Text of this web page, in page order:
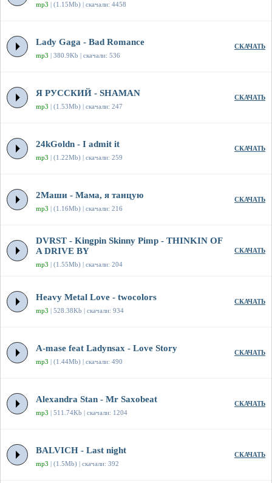
mp3 | (1.15Mb) | скачали: 4458
Lady Gaga - Bad Romance
mp3 | 380.9Kb | скачали: 536
СКАЧАТЬ
Я РУССКИЙ - SHAMAN
mp3 | (1.53Mb) | скачали: 247
СКАЧАТЬ
24kGoldn - I admit it
mp3 | (1.22Mb) | скачали: 259
СКАЧАТЬ
2Маши - Мама, я танцую
mp3 | (1.16Mb) | скачали: 216
СКАЧАТЬ
DVRST - Kingpin Skinny Pimp - THINKIN OF
A DRIVE BY
mp3 | (1.55Mb) | скачали: 204
СКАЧАТЬ
Heavy Metal Love - twocolors
mp3 | 528.38Kb | скачали: 934
СКАЧАТЬ
A-mase feat Ladynsax - Love Story
mp3 | (1.44Mb) | скачали: 490
СКАЧАТЬ
Alexandra Stan - Mr Saxobeat
mp3 | 511.74Kb | скачали: 1204
СКАЧАТЬ
BALVICH - Last night
mp3 | (1.5Mb) | скачали: 392
СКАЧАТЬ